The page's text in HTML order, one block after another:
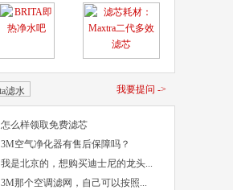
我要提问 ->
怎么样领取免费滤芯
3M空气净化器有售后保障吗？
我是北京的，想购买迪士尼的龙头...
3M那个空调滤网，自己可以按照...